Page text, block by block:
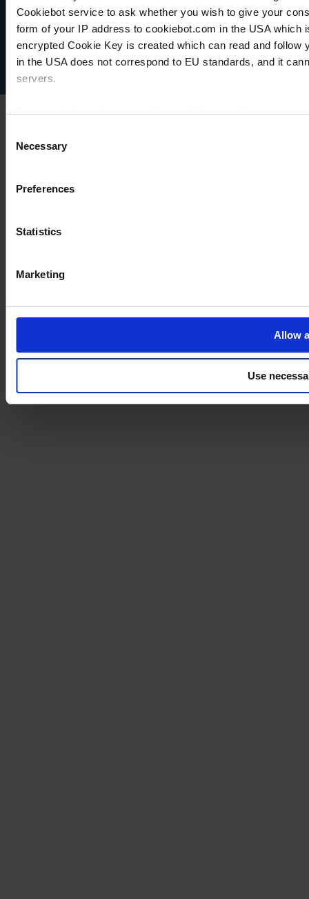
Cookiebot service to ask whether you wish to give your
form of your IP address to cookiebot.com in the USA
encrypted Cookie Key is created which can read and
in the USA does not correspond to EU standards, and it
servers.
For more information on cookies and the use of your
Selection
Necessary
Preferences
Statistics
Marketing
Allow
Use
Datenschutz
Impressum
Disclaimer
Cookie-Einstellungen